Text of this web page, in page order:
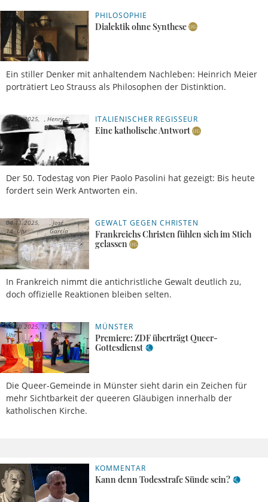
PHILOSOPHIE
Dialektik ohne Synthese
Ein stiller Denker mit anhaltendem Nachleben: Heinrich Meier
porträtiert Leo Strauss als Philosophen der Distinktion.
14.03.2026,
19 Uhr
Urs
Buhlmann
ITALIENISCHER REGISSEUR
Eine katholische Antwort
Der 50. Todestag von Pier Paolo Pasolini hat gezeigt: Bis heute
fordert sein Werk Antworten ein.
05.11.2025,
15 Uhr
Henry C.
Brinker
GEWALT GEGEN CHRISTEN
Frankreichs Christen fühlen sich im Stich
gelassen
In Frankreich nimmt die antichristliche Gewalt deutlich zu,
doch offizielle Reaktionen bleiben selten.
04.11.2025,
14 Uhr
José
García
MÜNSTER
Premiere: ZDF überträgt Queer-
Gottesdienst
Die Queer-Gemeinde in Münster sieht darin ein Zeichen für
mehr Sichtbarkeit der queeren Gläubigen innerhalb der
katholischen Kirche.
17.10.2025, 12
Uhr
Meldung
KOMMENTAR
Kann denn Todesstrafe Sünde sein?
02.10.2025,
18 Uhr
Stefan
Rehder